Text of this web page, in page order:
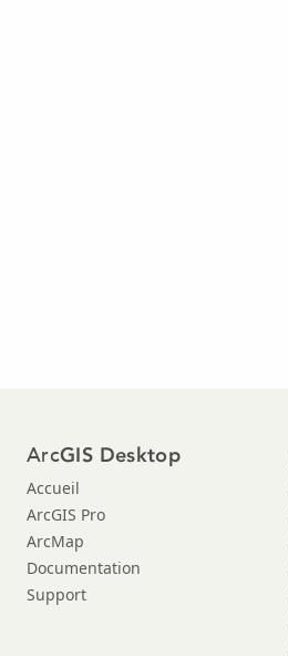
ArcGIS Desktop
Accueil
ArcGIS Pro
ArcMap
Documentation
Support